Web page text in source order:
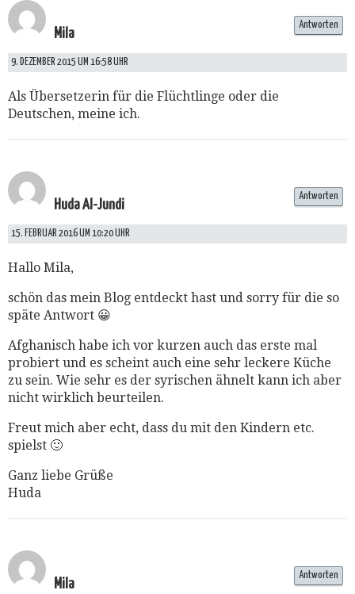
Mila
9. DEZEMBER 2015 UM 16:58 UHR
Als Übersetzerin für die Flüchtlinge oder die
Deutschen, meine ich.
Antworten
Huda Al-Jundi
15. FEBRUAR 2016 UM 10:20 UHR
Hallo Mila,
schön das mein Blog entdeckt hast und sorry für die so
späte Antwort 😀
Afghanisch habe ich vor kurzen auch das erste mal
probiert und es scheint auch eine sehr leckere Küche
zu sein. Wie sehr es der syrischen ähnelt kann ich aber
nicht wirklich beurteilen.
Freut mich aber echt, dass du mit den Kindern etc.
spielst 🙂
Ganz liebe Grüße
Huda
Antworten
Mila
Antworten